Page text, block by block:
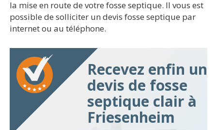
la mise en route de votre fosse septique. Il vous est
possible de solliciter un devis fosse septique par
internet ou au téléphone.
Recevez enfin un
devis de fosse
septique clair à
Friesenheim